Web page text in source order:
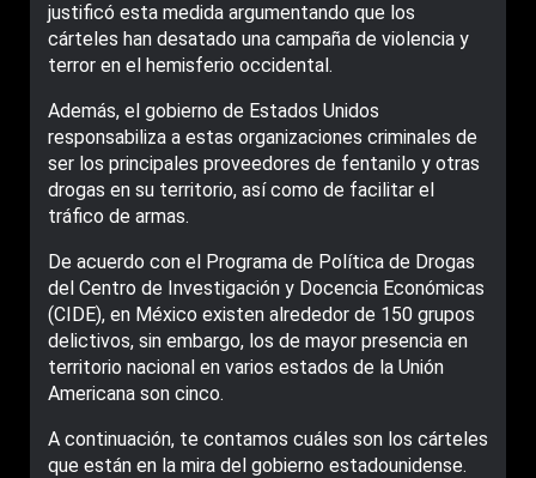
justificó esta medida argumentando que los
cárteles han desatado una campaña de violencia y
terror en el hemisferio occidental.
Además, el gobierno de Estados Unidos
responsabiliza a estas organizaciones criminales de
ser los principales proveedores de fentanilo y otras
drogas en su territorio, así como de facilitar el
tráfico de armas.
De acuerdo con el Programa de Política de Drogas
del Centro de Investigación y Docencia Económicas
(CIDE), en México existen alrededor de 150 grupos
delictivos, sin embargo, los de mayor presencia en
territorio nacional en varios estados de la Unión
Americana son cinco.
A continuación, te contamos cuáles son los cárteles
que están en la mira del gobierno estadounidense.